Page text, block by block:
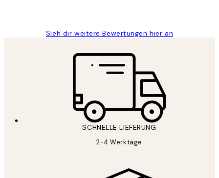
Sieh dir weitere Bewertungen hier an
SCHNELLE LIEFERUNG
2-4 Werktage